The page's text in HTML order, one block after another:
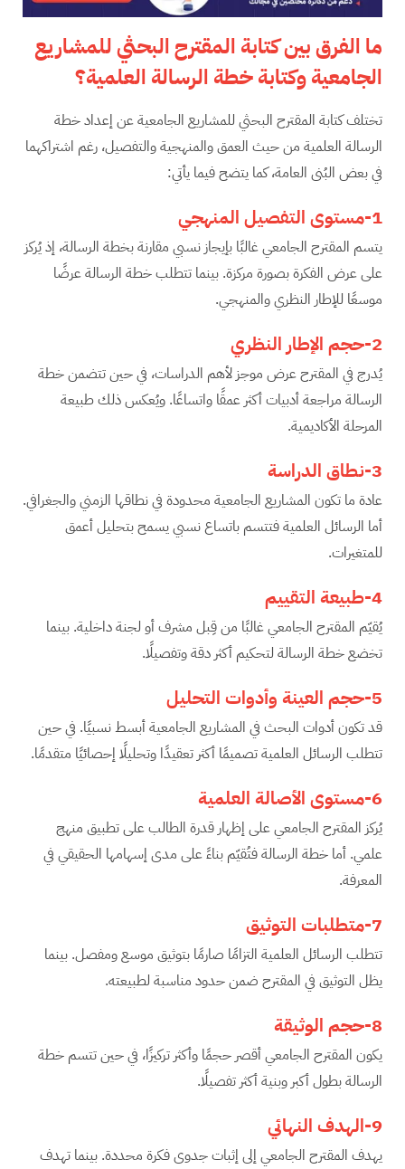
ما الفرق بين كتابة المقترح البحثي للمشاريع
الجامعية وكتابة خطة الرسالة العلمية؟
تختلف كتابة المقترح البحثي للمشاريع الجامعية عن إعداد خطة
الرسالة العلمية من حيث العمق والمنهجية والتفصيل، رغم اشتراكهما
في بعض البُنى العامة، كما يتضح فيما يأتي:
1-مستوى التفصيل المنهجي
يتسم المقترح الجامعي غالبًا بإيجاز نسبي مقارنة بخطة الرسالة، إذ يُركز
على عرض الفكرة بصورة مركزة. بينما تتطلب خطة الرسالة عرضًا
موسعًا للإطار النظري والمنهجي.
2-حجم الإطار النظري
يُدرج في المقترح عرض موجز لأهم الدراسات، في حين تتضمن خطة
الرسالة مراجعة أدبيات أكثر عمقًا واتساعًا. ويُعكس ذلك طبيعة
المرحلة الأكاديمية.
3-نطاق الدراسة
عادة ما تكون المشاريع الجامعية محدودة في نطاقها الزمني والجغرافي.
أما الرسائل العلمية فتتسم باتساع نسبي يسمح بتحليل أعمق
للمتغيرات.
4-طبيعة التقييم
يُقيّم المقترح الجامعي غالبًا من قِبل مشرف أو لجنة داخلية. بينما
تخضع خطة الرسالة لتحكيم أكثر دقة وتفصيلًا.
5-حجم العينة وأدوات التحليل
قد تكون أدوات البحث في المشاريع الجامعية أبسط نسبيًا. في حين
تتطلب الرسائل العلمية تصميمًا أكثر تعقيدًا وتحليلًا إحصائيًا متقدمًا.
6-مستوى الأصالة العلمية
يُركز المقترح الجامعي على إظهار قدرة الطالب على تطبيق منهج
علمي. أما خطة الرسالة فتُقيّم بناءً على مدى إسهامها الحقيقي في
المعرفة.
7-متطلبات التوثيق
تتطلب الرسائل العلمية التزامًا صارمًا بتوثيق موسع ومفصل. بينما
يظل التوثيق في المقترح ضمن حدود مناسبة لطبيعته.
8-حجم الوثيقة
يكون المقترح الجامعي أقصر حجمًا وأكثر تركيزًا، في حين تتسم خطة
الرسالة بطول أكبر وبنية أكثر تفصيلًا.
9-الهدف النهائي
يهدف المقترح الجامعي إلى إثبات جدوى فكرة محددة. بينما تهدف